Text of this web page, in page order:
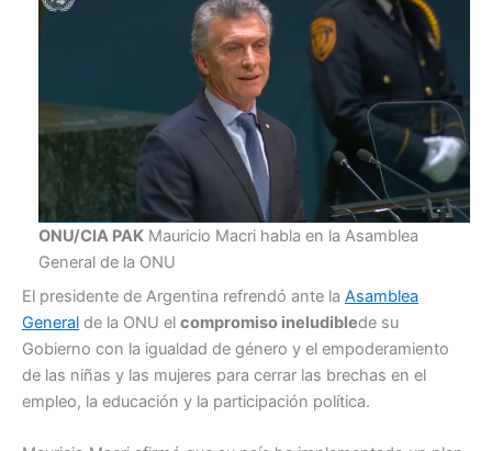
ONU/CIA PAK Mauricio Macri habla en la Asamblea
General de la ONU
El presidente de Argentina refrendó ante la Asamblea
General de la ONU el compromiso ineludiblede su
Gobierno con la igualdad de género y el empoderamiento
de las niñas y las mujeres para cerrar las brechas en el
empleo, la educación y la participación política.